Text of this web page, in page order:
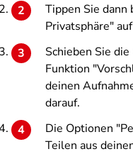
Tippen Sie
Privatsphäre"
Schieben Sie
Funktion
deinen
darauf.
Die Optionen
Teilen aus